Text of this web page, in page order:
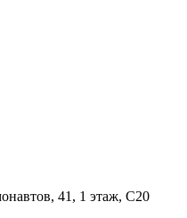
41, 1 этаж, С20